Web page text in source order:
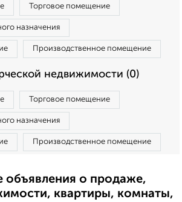
Торговое помещение
назначения
Производственное помещение
недвижимости (0)
Торговое помещение
назначения
Производственное помещение
объявления о продаже,
квартиры, комнаты,